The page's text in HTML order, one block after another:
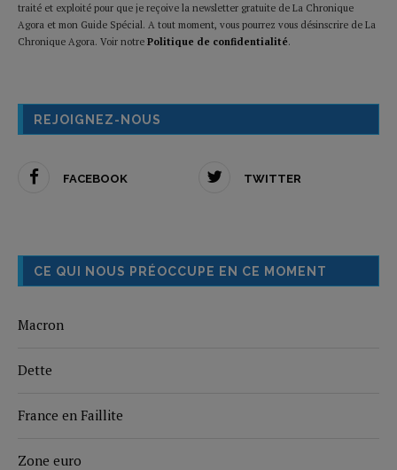
traité et exploité pour que je reçoive la newsletter gratuite de La Chronique
Agora et mon Guide Spécial. A tout moment, vous pourrez vous désinscrire de La
Chronique Agora. Voir notre Politique de confidentialité.
REJOIGNEZ-NOUS
FACEBOOK TWITTER
CE QUI NOUS PRÉOCCUPE EN CE MOMENT
Macron
Dette
France en Faillite
Zone euro